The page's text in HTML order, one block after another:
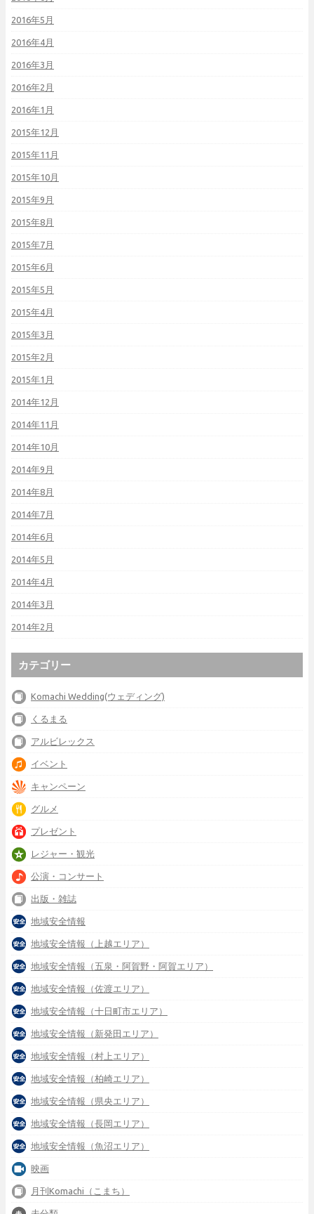
2016年5月
2016年4月
2016年3月
2016年2月
2016年1月
2015年12月
2015年11月
2015年10月
2015年9月
2015年8月
2015年7月
2015年6月
2015年5月
2015年4月
2015年3月
2015年2月
2015年1月
2014年12月
2014年11月
2014年10月
2014年9月
2014年8月
2014年7月
2014年6月
2014年5月
2014年4月
2014年3月
2014年2月
カテゴリー
Komachi Wedding(ウェディング)
くるまる
アルビレックス
イベント
キャンペーン
グルメ
プレゼント
レジャー・観光
公演・コンサート
出版・雑誌
地域安全情報
地域安全情報（上越エリア）
地域安全情報（五泉・阿賀野・阿賀エリア）
地域安全情報（佐渡エリア）
地域安全情報（十日町市エリア）
地域安全情報（新発田エリア）
地域安全情報（村上エリア）
地域安全情報（柏崎エリア）
地域安全情報（県央エリア）
地域安全情報（長岡エリア）
地域安全情報（魚沼エリア）
映画
月刊Komachi（こまち）